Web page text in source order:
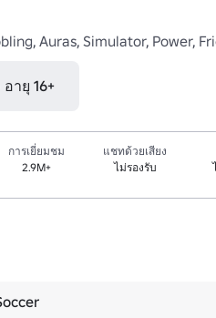
Auras, Simulator, Power,
ายุ 16+
การเยี่ยมชม
2.9M+
แชทด้วยเสียง
ไม่รองรับ